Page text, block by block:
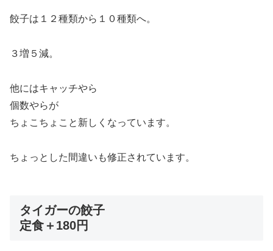
餃子は１２種類から１０種類へ。
３増５減。
他にはキャッチやら
個数やらが
ちょこちょこと新しくなっています。
ちょっとした間違いも修正されています。
タイガーの餃子
定食＋180円